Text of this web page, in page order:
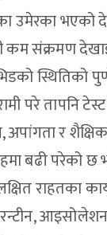
उमेरका भएको
कम संक्रमण
स्थितिको
परे तापनि
र
बढी परेको छ
राहतका